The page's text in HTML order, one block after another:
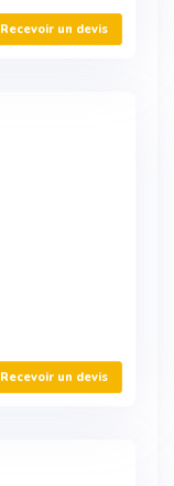
Recevoir un devis
Recevoir un devis